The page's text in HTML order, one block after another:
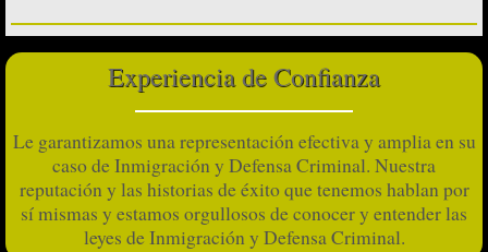
Deferred Action for Childhood
Waivers (I-601, I-601A, I-212)
Asylum
Victims of Domestic Violence
Experiencia de Confianza
Le garantizamos una representación efectiva y amplia en su
caso de Inmigración y Defensa Criminal. Nuestra
reputación y las historias de éxito que tenemos hablan por
sí mismas y estamos orgullosos de conocer y entender las
leyes de Inmigración y Defensa Criminal.